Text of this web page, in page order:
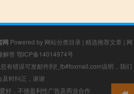
网 Powered by 网站分类目录 | 精选推荐文章 | 网
解答 鄂ICP备14014974号
有错误可发邮件到f_fb#foxmail.com说明，我们
及时纠正，谢谢
好，不接盈利性广告及商业合作